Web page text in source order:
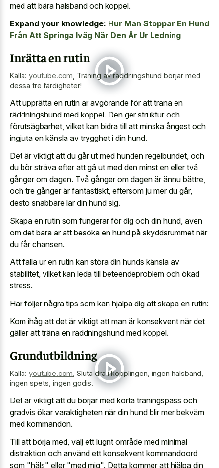
med att bära halsband och koppel.
Expand your knowledge: Hur Man Stoppar En Hund
Från Att Springa Iväg När Den Är Ur Ledning
Inrätta en rutin
Källa: youtube.com, Träning av räddningshund börjar med
dessa tre färdigheter!
Att upprätta en rutin är avgörande för att träna en
räddningshund med koppel. Den ger struktur och
förutsägbarhet, vilket kan bidra till att minska ångest och
ingjuta en känsla av trygghet i din hund.
Det är viktigt att du går ut med hunden regelbundet, och
du bör sträva efter att gå ut med den minst en eller två
gånger om dagen. Två gånger om dagen är ännu bättre,
och tre gånger är fantastiskt, eftersom ju mer du går,
desto snabbare lär din hund sig.
Skapa en rutin som fungerar för dig och din hund, även
om det bara är att besöka en hund på skyddsrummet när
du får chansen.
Att falla ur en rutin kan störa din hunds känsla av
stabilitet, vilket kan leda till beteendeproblem och ökad
stress.
Här följer några tips som kan hjälpa dig att skapa en rutin:
Kom ihåg att det är viktigt att man är konsekvent när det
gäller att träna en räddningshund med koppel.
Grundutbildning
Källa: youtube.com, Sluta dra i kopplingen, ingen halsband,
ingen spets, ingen godis.
Det är viktigt att du börjar med korta träningspass och
gradvis ökar varaktigheten när din hund blir mer bekväm
med kommandon.
Till att börja med, välj ett lugnt område med minimal
distraktion och använd ett konsekvent kommandoord
som "häls" eller "med mig". Detta kommer att hjälpa din